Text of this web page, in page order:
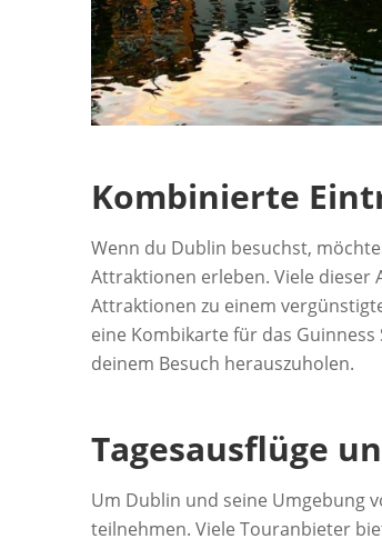
Kombinierte
Wenn du Dublin besuchst,
Attraktionen erleben. Viele
Attraktionen zu einem
eine Kombikarte für das
deinem Besuch herauszuholen.
Tagesausflüge
Um Dublin und seine Umgebung
teilnehmen. Viele Touranbieter